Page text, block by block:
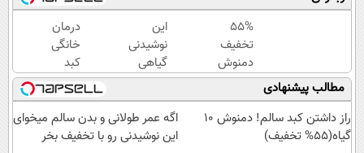
سم
زدای
گیاهی
رو
امتحان
کن(55%
تخفیف)
کبدت
ضروریه!
دارای
سیب
سلامت
با
نوشیدنی
گیاهی(55%تخفیف)
55%
تخفیف
دمنوش
گیاهی
مخصوص
کبد(بزن
این
نوشیدنی
گیاهی
کبد شما
را سم
زدایی
می کند
درمان
خانگی
کبد
چرب با
دمنوش
10
مطالب پیشنهادی
راز داشتن کبد سالم! دمنوش 10
گیاه(55% تخفیف)
اگه عمر طولانی و بدن سالم میخوای
این نوشیدنی رو با تخفیف بخر